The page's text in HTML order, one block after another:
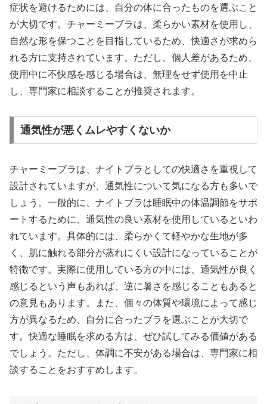
症状を避けるためには、自分の体に合ったものを選ぶこと
が大切です。チャーミーブラは、柔らかい素材を使用し、
自然な形を保つことを目指しているため、快適さが求めら
れる方に支持されています。ただし、個人差があるため、
使用中に不快感を感じる場合は、無理をせず使用を中止
し、専門家に相談することが推奨されます。
通気性が悪くムレやすくないか
チャーミーブラは、ナイトブラとしての快適さを重視して
設計されていますが、通気性について気になる方も多いで
しょう。一般的に、ナイトブラは睡眠中の体温調節をサポ
ートするために、通気性の良い素材を使用しているといわ
れています。具体的には、柔らかくて軽やかな生地が多
く、肌に触れる部分が蒸れにくい設計になっていることが
特徴です。実際に使用している方の中には、通気性が良く
感じるという声もあれば、逆に暑さを感じることもあると
の意見もあります。また、個々の体質や環境によって感じ
方が異なるため、自分に合ったブラを選ぶことが大切で
す。快適な睡眠を求める方は、ぜひ試してみる価値がある
でしょう。ただし、体調に不安がある場合は、専門家に相
談することをおすすめします。